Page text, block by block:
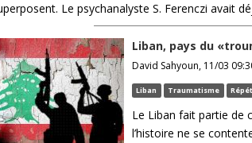
Le psychanalyste S. Ferenczi avait
Liban, pays du
David Sahyoun, 11/03
Liban Traumatisme
Le Liban fait partie de
l’histoire ne se